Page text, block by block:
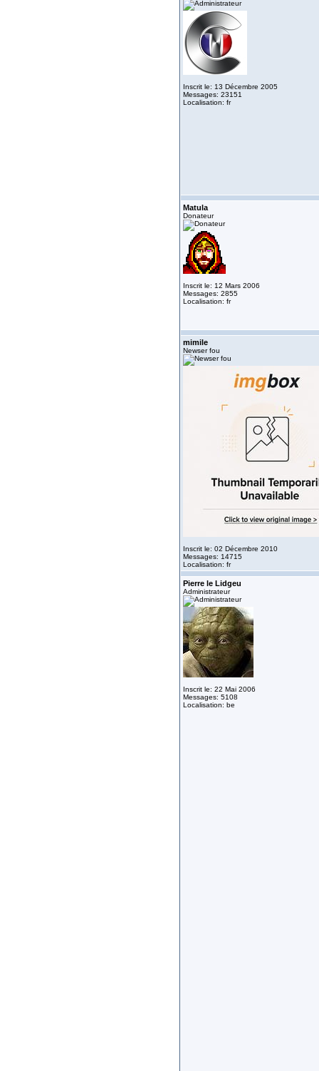
Inscrit le: 13 Décembre 2005
Messages: 23151
Localisation: fr
Matula
Donateur
Inscrit le: 12 Mars 2006
Messages: 2855
Localisation: fr
mimile
Newser fou
Inscrit le: 02 Décembre 2010
Messages: 14715
Localisation: fr
Pierre le Lidgeu
Administrateur
Inscrit le: 22 Mai 2006
Messages: 5108
Localisation: be